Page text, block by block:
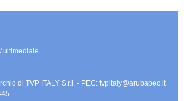
di TVP ITALY S.r.l. - PEC: tvpitaly@arubapec.it